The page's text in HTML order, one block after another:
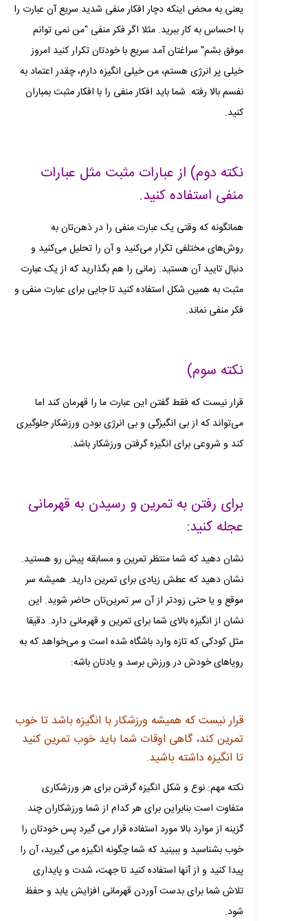
یعنی به محض اینکه دچار افکار منفی شدید سریع آن عبارت را
با احساس به کار ببرید. مثلا اگر فکر منفی "من نمی‌ توانم
موفق بشم" سراغتان آمد سریع با خودتان تکرار کنید امروز
خیلی پر انرژی هستم، من خیلی انگیزه دارم، چقدر اعتماد به
نفسم بالا رفته. شما باید افکار منفی را با افکار مثبت بمباران
کنید.
نکته دوم) از عبارات مثبت مثل عبارات
منفی استفاده کنید.
همانگونه که وقتی یک عبارت منفی را در ذهن‌تان به
روش‌های مختلفی تکرار می‌کنید و آن را تحلیل می‌کنید و
دنبال تایید آن هستید. زمانی را هم بگذارید که از یک عبارت
مثبت به همین شکل استفاده کنید تا جایی برای عبارت منفی و
فکر منفی نماند.
نکته سوم)
قرار نیست که فقط گفتن این عبارت ما را قهرمان کند اما
می‌تواند که از بی انگیزگی و بی انرژی بودن ورزشکار جلوگیری
کند و شروعی برای انگیزه گرفتن ورزشکار باشد.
برای رفتن به تمرین و رسیدن به قهرمانی
عجله کنید:
نشان دهید که شما منتظر تمرین و مسابقه پیش رو هستید.
نشان دهید که عطش زیادی برای تمرین دارید. همیشه سر
موقع و یا حتی زودتر از آن سر تمرین‌تان حاضر شوید. این
نشان از انگیزه بالای شما برای تمرین و قهرمانی دارد. دقیقا
مثل کودکی که تازه وارد باشگاه شده است و می‌خواهد که به
رویاهای خودش در ورزش برسد و یادتان باشه:
قرار نیست که همیشه ورزشکار با انگیزه باشد تا خوب
تمرین کند، گاهی اوقات شما باید خوب تمرین کنید
تا انگیزه داشته باشید.
نکته مهم: نوع و شکل انگیزه گرفتن برای هر ورزشکاری
متفاوت است بنابراین برای هر کدام از شما ورزشکاران چند
گزینه از موارد بالا مورد استفاده قرار می‌ گیرد پس خودتان را
خوب بشناسید و ببینید که شما چگونه انگیزه می‌ گیرید، آن را
پیدا کنید و از آنها استفاده کنید تا جهت، شدت و پایداری
تلاش شما برای بدست آوردن قهرمانی افزایش یابد و حفظ
شود.